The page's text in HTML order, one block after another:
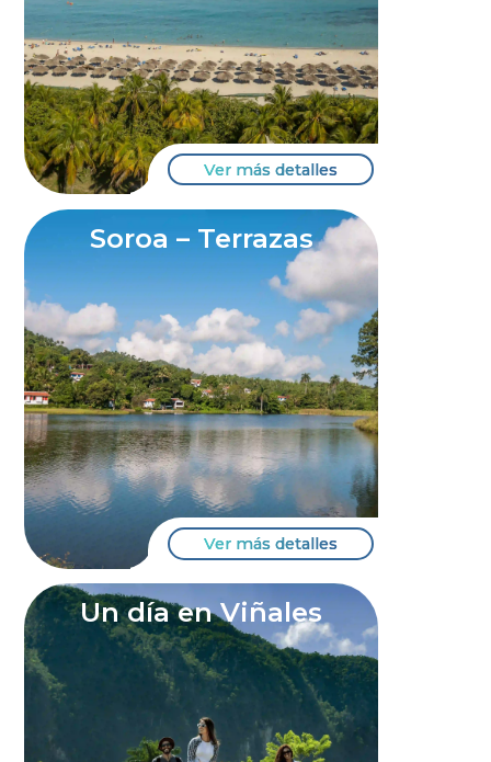
Ver más detalles
Soroa – Terrazas
Ver más detalles
Un día en Viñales